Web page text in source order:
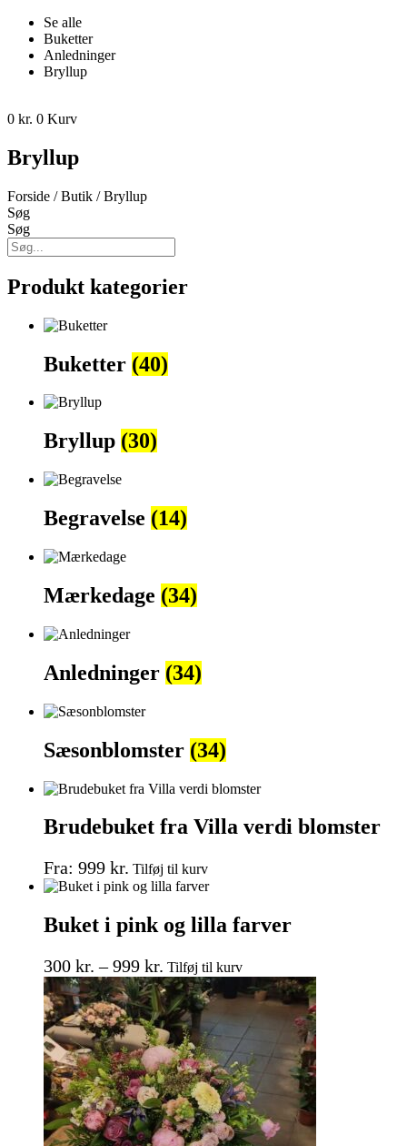
Se alle
Buketter
Anledninger
Bryllup
0 kr. 0 Kurv
Bryllup
Forside /Butik / Bryllup
Søg
Søg
Produkt kategorier
Buketter (40)
Bryllup (30)
Begravelse (14)
Mærkedage (34)
Anledninger (34)
Sæsonblomster (34)
Brudebuket fra Villa verdi blomster
Fra: 999 kr. Tilføj til kurvDette
vare
flere
varianter.
kan
vælges
på
varesiden
Buket i pink og lilla farver
300 kr. – 999 kr. Prisinterval:
300 kr.
til
999 kr.
Tilføj til kurvDette
vare
har
varianter.
Mulighederne
kan
vælges
på
varesiden